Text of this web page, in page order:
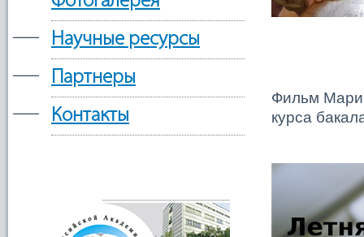
— Научные ресурсы
— Партнеры
— Контакты
Фильм
курса